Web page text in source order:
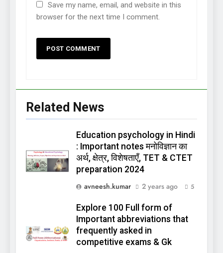
Save my name, email, and website in this
browser for the next time I comment.
Related News
Education psychology in Hindi
: Important notes मनोविज्ञान का
अर्थ, क्षेत्र, विशेषताएँ, TET & CTET
preparation 2024
avneesh.kumar
2 years ago 5
Explore 100 Full form of
Important abbreviations that
frequently asked in
competitive exams & Gk